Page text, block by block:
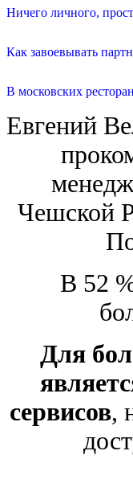
Ничего личного,
Как завоевывать
В московских
Евгений
Чешской
В 52
Для
сервисов,